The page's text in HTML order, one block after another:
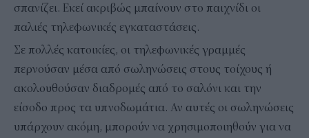
σπανίζει. Εκεί ακριβώς μπαίνουν στο παιχνίδι οι
παλιές τηλεφωνικές εγκαταστάσεις.
Σε πολλές κατοικίες, οι τηλεφωνικές γραμμές
περνούσαν μέσα από σωληνώσεις στους τοίχους ή
ακολουθούσαν διαδρομές από το σαλόνι και την
είσοδο προς τα υπνοδωμάτια. Αν αυτές οι σωληνώσεις
υπάρχουν ακόμη, μπορούν να χρησιμοποιηθούν για να